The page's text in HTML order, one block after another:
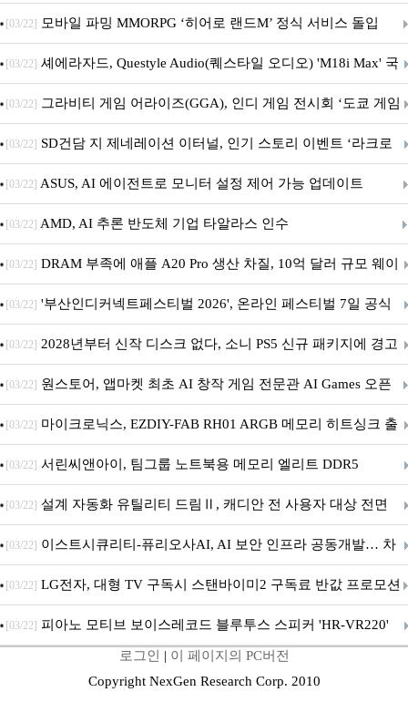
M.2 NVMe 디앤디컴 1TB
[03/22] 모바일 파밍 MMORPG ‘히어로 랜드M’ 정식 서비스 돌입
[03/22] 셰에라자드, Questyle Audio(퀘스타일 오디오) 'M18i Max' 국
내 정식 출시
[03/22] 그라비티 게임 어라이즈(GGA), 인디 게임 전시회 ‘도쿄 게임
던전 13’ 참가!
[03/22] SD건담 지 제네레이션 이터널, 인기 스토리 이벤트 ‘라크로
아의 용사’ 재개최 및 풍성한 기념 이벤트 실시!
[03/22] ASUS, AI 에이전트로 모니터 설정 제어 가능 업데이트
[03/22] AMD, AI 추론 반도체 기업 타알라스 인수
[03/22] DRAM 부족에 애플 A20 Pro 생산 차질, 10억 달러 규모 웨이
퍼 대기
[03/22] '부산인디커넥트페스티벌 2026', 온라인 페스티벌 7일 공식
개막... 22일간 진행
[03/22] 2028년부터 신작 디스크 없다, 소니 PS5 신규 패키지에 경고
문 추가
[03/22] 원스토어, 앱마켓 최초 AI 창작 게임 전문관 AI Games 오픈
[03/22] 마이크로닉스, EZDIY-FAB RH01 ARGB 메모리 히트싱크 출
시
[03/22] 서린씨앤아이, 팀그룹 노트북용 메모리 엘리트 DDR5
5600MHz 16GB 출시
[03/22] 설계 자동화 유틸리티 드림Ⅱ, 캐디안 전 사용자 대상 전면
무상 배포
[03/22] 이스트시큐리티-퓨리오사AI, AI 보안 인프라 공동개발… 차
세대 AI 보안 플랫폼 구축
[03/22] LG전자, 대형 TV 구독시 스탠바이미2 구독료 반값 프로모션
[03/22] 피아노 모티브 보이스레코드 블루투스 스피커 'HR-VR220'
로그인 | 이 페이지의 PC버전
Copyright NexGen Research Corp. 2010